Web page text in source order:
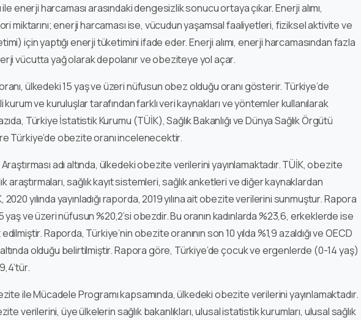
enerji harcaması arasındaki dengesizlik sonucu ortaya çıkar. Enerji alımı,
miktarını; enerji harcaması ise, vücudun yaşamsal faaliyetleri, fiziksel aktivite ve
için yaptığı enerji tüketimini ifade eder. Enerji alımı, enerji harcamasından fazla
vücutta yağ olarak depolanır ve obeziteye yol açar.
ülkedeki 15 yaş ve üzeri nüfusun obez olduğu oranı gösterir. Türkiye’de
ve kuruluşlar tarafından farklı veri kaynakları ve yöntemler kullanılarak
Türkiye İstatistik Kurumu (TÜİK), Sağlık Bakanlığı ve Dünya Sağlık Örgütü
Türkiye’de obezite oranı incelenecektir.
adı altında, ülkedeki obezite verilerini yayınlamaktadır. TÜİK, obezite
araştırmaları, sağlık kayıt sistemleri, sağlık anketleri ve diğer kaynaklardan
yılında yayınladığı raporda, 2019 yılına ait obezite verilerini sunmuştur. Rapora
yaş ve üzeri nüfusun %20,2’si obezdir. Bu oranın kadınlarda %23,6, erkeklerde ise
Raporda, Türkiye’nin obezite oranının son 10 yılda %1,9 azaldığı ve OECD
altında olduğu belirtilmiştir. Rapora göre, Türkiye’de çocuk ve ergenlerde (0-14 yaş)
ile Mücadele Programı kapsamında, ülkedeki obezite verilerini yayınlamaktadır.
verilerini, üye ülkelerin sağlık bakanlıkları, ulusal istatistik kurumları, ulusal sağlık